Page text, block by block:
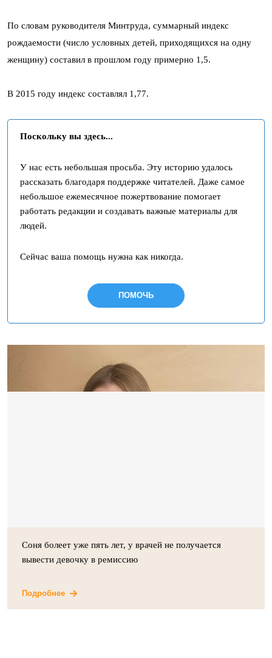
По словам руководителя Минтруда, суммарный индекс
рождаемости (число условных детей, приходящихся на одну
женщину) составил в прошлом году примерно 1,5.
В 2015 году индекс составлял 1,77.
Поскольку вы здесь...
У нас есть небольшая просьба. Эту историю удалось
рассказать благодаря поддержке читателей. Даже самое
небольшое ежемесячное пожертвование помогает
работать редакции и создавать важные материалы для
людей.
Сейчас ваша помощь нужна как никогда.
ПОМОЧЬ
Соня болеет уже пять лет, у врачей не получается
вывести девочку в ремиссию
Подробнее